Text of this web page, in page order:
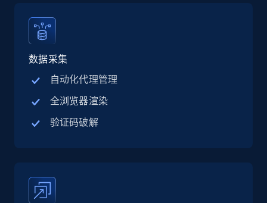
URL, Job posting id, Job title, Company name,
Company id, Job location, Job summary, Job
seniority level, and more.
15.3K+ 2.2K+
more.
数据采集
自动化代理管理
全浏览器渲染
验证码破解